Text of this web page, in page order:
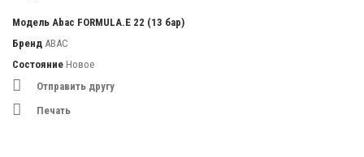
Модель Abac FORMULA.E 22 (13 бар)
Бренд ABAC
Состояние Новое
Отправить другу
Печать